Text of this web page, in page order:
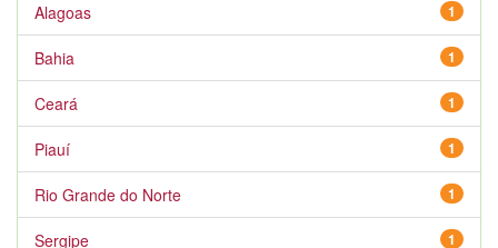
1
Alagoas
1
Bahia
1
Ceará
1
Piauí
1
Rio Grande do Norte
1
Sergipe